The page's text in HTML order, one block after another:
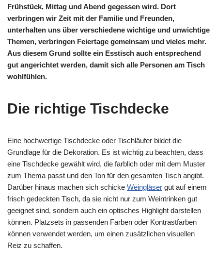
Frühstück, Mittag und Abend gegessen wird. Dort
verbringen wir Zeit mit der Familie und Freunden,
unterhalten uns über verschiedene wichtige und unwichtige
Themen, verbringen Feiertage gemeinsam und vieles mehr.
Aus diesem Grund sollte ein Esstisch auch entsprechend
gut angerichtet werden, damit sich alle Personen am Tisch
wohlfühlen.
Die richtige Tischdecke
Eine hochwertige Tischdecke oder Tischläufer bildet die
Grundlage für die Dekoration. Es ist wichtig zu beachten, dass
eine Tischdecke gewählt wird, die farblich oder mit dem Muster
zum Thema passt und den Ton für den gesamten Tisch angibt.
Darüber hinaus machen sich schicke Weingläser gut auf einem
frisch gedeckten Tisch, da sie nicht nur zum Weintrinken gut
geeignet sind, sondern auch ein optisches Highlight darstellen
können. Platzsets in passenden Farben oder Kontrastfarben
können verwendet werden, um einen zusätzlichen visuellen
Reiz zu schaffen.